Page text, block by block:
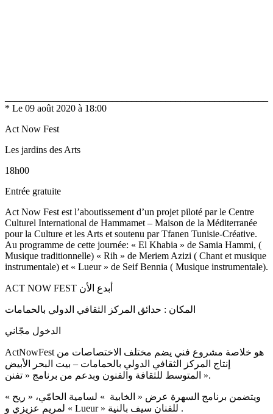
* Le 09 août 2020 à 18:00
Act Now Fest
Les jardins des Arts
18h00
Entrée gratuite
Act Now Fest est l’aboutissement d’un projet piloté par le Centre
Culturel International de Hammamet – Maison de la Méditerranée
pour la Culture et les Arts et soutenu par Tfanen Tunisie-Créative.
Au programme de cette journée: « El Khabia » de Samia Hammi, (
Musique traditionnelle) « Rih » de Meriem Azizi ( Chant et musique
instrumentale) et « Lueur » de Seif Bennia ( Musique instrumentale).
ACT NOW FEST أبدع الأن
المكان : حدائق المركز الثقافي الدولي بالحمامات
الدخول مجّاني
ActNowFest هو خلاصة مشروع فني يضم مختلف الاختصاصات من
إنتاج المركز الثقافي الدولي بالحمامات – بيت البحر الأبيض
المتوسط للثقافة والفنون وبدعم من برنامج « تفنن ».
ويتضمن برنامج السهرة عرض « الخابية » لسامية الحامّي، « ريح »
لمريم عزيزي و « Lueur » للفنان سيف بالنية .